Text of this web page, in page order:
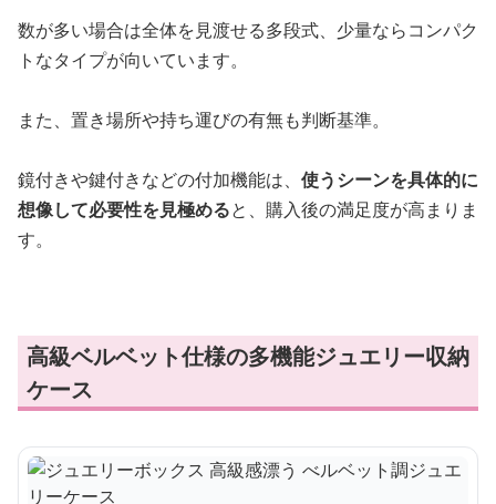
数が多い場合は全体を見渡せる多段式、少量ならコンパク
トなタイプが向いています。
また、置き場所や持ち運びの有無も判断基準。
鏡付きや鍵付きなどの付加機能は、 使うシーンを具体的に
想像して必要性を見極めると、購入後の満足度が高まりま
す。
高級ベルベット仕様の多機能ジュエリー収納
ケース